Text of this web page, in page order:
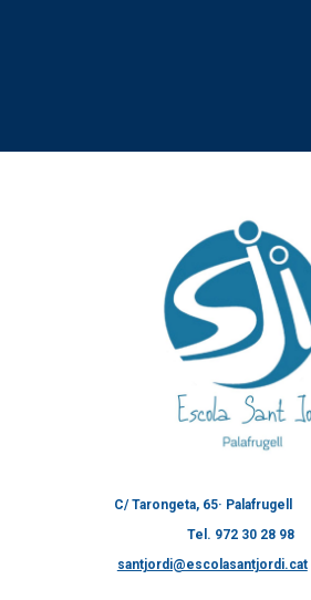
C/ Tarongeta, 65· Palafrugell
Tel. 972 30 28 98
santjordi@escolasantjordi.cat